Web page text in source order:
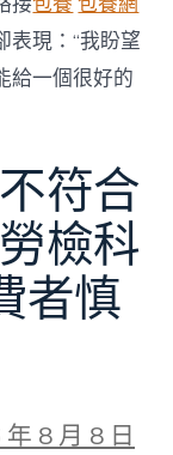
表現：“我盼望
給一個很好的
符合
檢科
者慎
8 月 8 日